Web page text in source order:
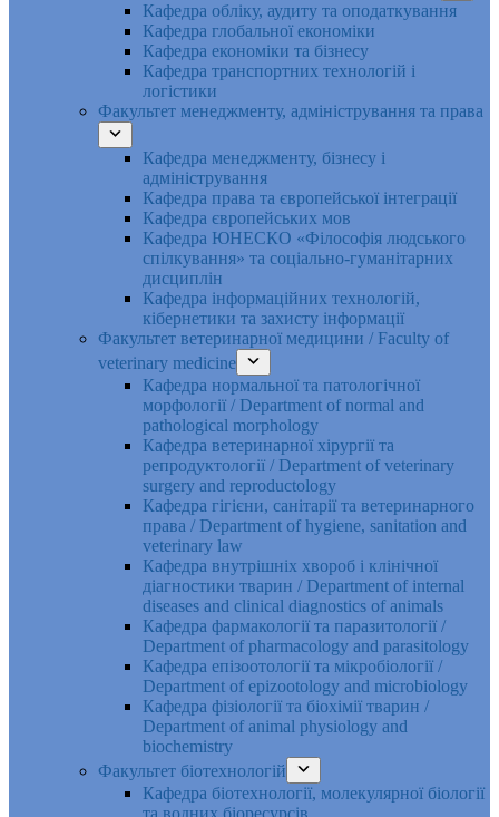
Кафедра обліку, аудиту та оподаткування
Кафедра глобальної економіки
Кафедра економіки та бізнесу
Кафедра транспортних технологій і
логістики
Факультет менеджменту, адміністрування та права
Кафедра менеджменту, бізнесу і
адміністрування
Кафедра права та європейської інтеграції
Кафедра європейських мов
Кафедра ЮНЕСКО «Філософія людського
спілкування» та соціально-гуманітарних
дисциплін
Кафедра інформаційних технологій,
кібернетики та захисту інформації
Факультет ветеринарної медицини / Faculty of
veterinary medicine
Кафедра нормальної та патологічної
морфології / Department of normal and
pathological morphology
Кафедра ветеринарної хірургії та
репродуктології / Department of veterinary
surgery and reproductology
Кафедра гігієни, санітарії та ветеринарного
права / Department of hygiene, sanitation and
veterinary law
Кафедра внутрішніх хвороб і клінічної
діагностики тварин / Department of internal
diseases and clinical diagnostics of animals
Кафедра фармакології та паразитології /
Department of pharmacology and parasitology
Кафедра епізоотології та мікробіології /
Department of epizootology and microbiology
Кафедра фізіології та біохімії тварин /
Department of animal physiology and
biochemistry
Факультет біотехнологій
Кафедра біотехнології, молекулярної біології
та водних біоресурсів